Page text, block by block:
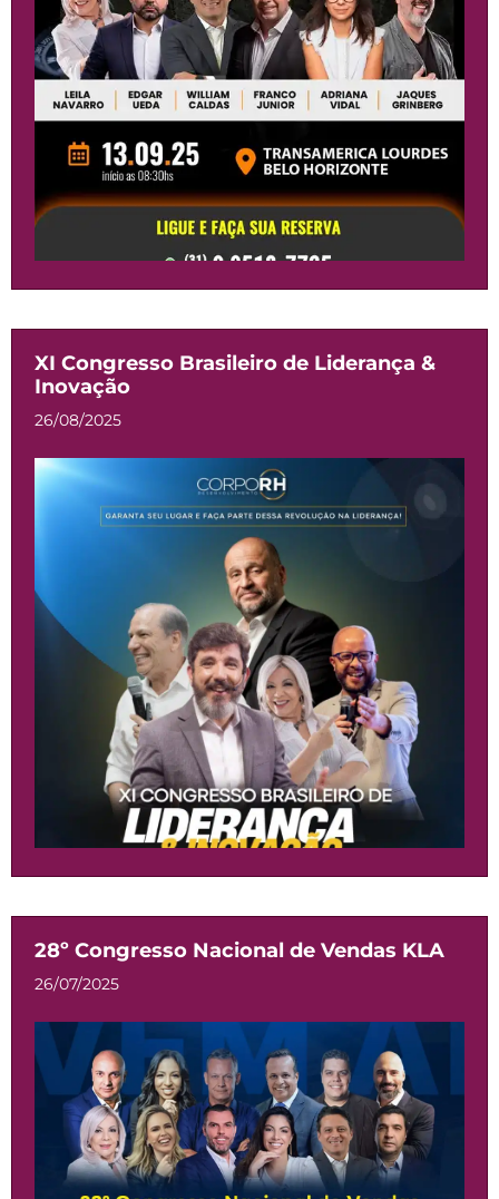
XI Congresso Brasileiro de Liderança &
Inovação
26/08/2025
28º Congresso Nacional de Vendas KLA
26/07/2025